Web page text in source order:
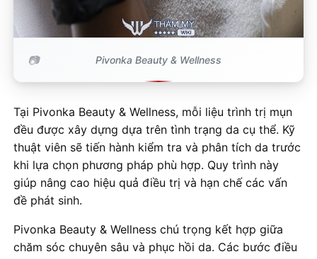
Pivonka Beauty & Wellness
Tại Pivonka Beauty & Wellness, mỗi liệu trình trị mụn
đều được xây dựng dựa trên tình trạng da cụ thể. Kỹ
thuật viên sẽ tiến hành kiểm tra và phân tích da trước
khi lựa chọn phương pháp phù hợp. Quy trình này
giúp nâng cao hiệu quả điều trị và hạn chế các vấn
đề phát sinh.
Pivonka Beauty & Wellness chú trọng kết hợp giữa
chăm sóc chuyên sâu và phục hồi da. Các bước điều